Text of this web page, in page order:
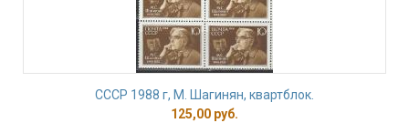
СССР 1988 г, М. Шагинян, квартблок.
125,00 руб.